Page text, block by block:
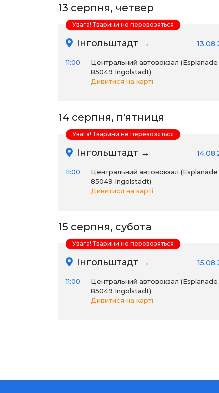
13 серпня, четвер
Інгольштадт →
11:00
Центральний автовокзал (Esplanade
85049 Ingolstadt)
Дивитися на карті
Увага! Тварини не перевозяться
14 серпня, п'ятниця
Інгольштадт →
11:00
Центральний автовокзал (Esplanade
85049 Ingolstadt)
Дивитися на карті
Увага! Тварини не перевозяться
15 серпня, субота
Інгольштадт →
11:00
Центральний автовокзал (Esplanade
85049 Ingolstadt)
Дивитися на карті
Увага! Тварини не перевозяться